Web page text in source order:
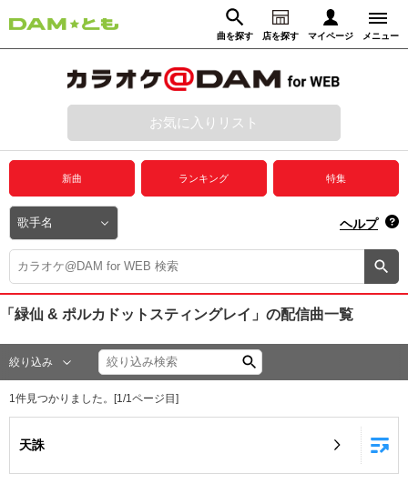
曲を探す 店を探す マイページ メニュー
動画からさがす 録音からさがす
ログイン
プレミアムサービス
DAM★とも動画
DAM★とも録音
カラオケ＠DAM
ユーザー検索
お知らせ
お気に入りリスト
新曲 ランキング 特集
ヘルプ
「緑仙 & ポルカドットスティングレイ」 の配信曲一覧
絞り込み
1 件見つかりました。[1 /1 ページ目]
天誅